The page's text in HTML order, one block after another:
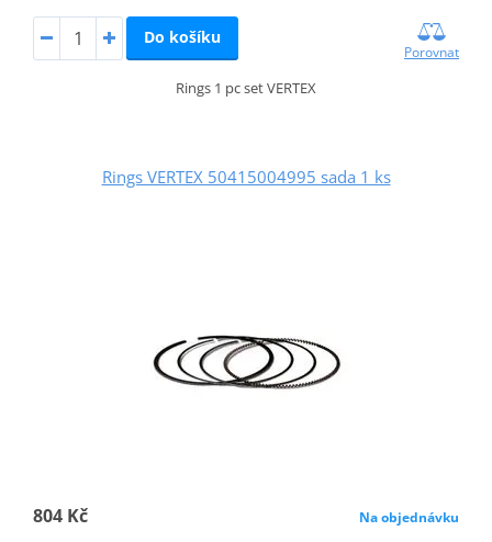
Do košíku
Porovnat
Rings 1 pc set VERTEX
Rings VERTEX 50415004995 sada 1 ks
804 Kč Na objednávku